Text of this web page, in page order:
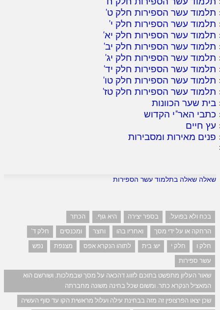
תלמוד עשר הספירות חלק ט'
תלמוד עשר הספירות חלק י'
תלמוד עשר הספירות חלק יא'
תלמוד עשר הספירות חלק יב'
תלמוד עשר הספירות חלק יג'
תלמוד עשר הספירות חלק יד'
תלמוד עשר הספירות חלק טו'
תלמוד עשר הספירות חלק טז'
בית שער הכוונות
כתבי האר"י הקדוש
עץ חיים
פנים מאירות ומסבירות
שאלה שאלה בתלמוד עשר הספירות
בכח ולא בפועל. בספר יצירה היא גוף.
הכתר
הרחקה או על ידי מסך
ואחריו בהו וחצר ומכנסים
חלק ד'
חלק ו
חלק י יש: בית לתוהו הנקרא אפס מצנפת
נפש
עשר ספירות
שאור העליון מתפשט בתוכם לזווג דהכאה על מסך שבמלכות. ושורשם הוא
המאציל הנקרא כתר. ומשום שכל בחינה משונה מחברתה
שכן יצאו הפרצופין זה מזה בבחינת עילה ועלול מראשית הקו עד סוף העשיה